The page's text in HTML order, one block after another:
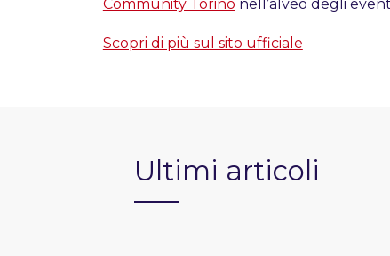
Community Torino nell’alveo degli
Scopri di più sul sito ufficiale
Ultimi articoli